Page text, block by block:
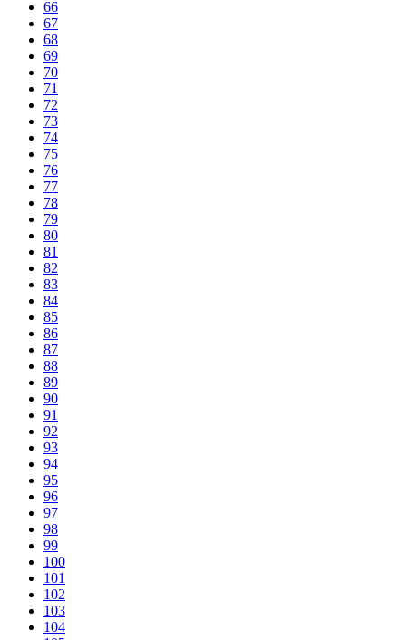
66
67
68
69
70
71
72
73
74
75
76
77
78
79
80
81
82
83
84
85
86
87
88
89
90
91
92
93
94
95
96
97
98
99
100
101
102
103
104